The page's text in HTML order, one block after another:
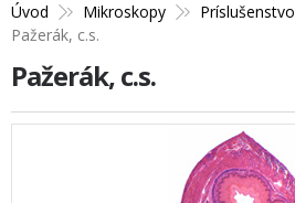
Úvod Mikroskopy Príslušenstvo
Pažerák, c.s.
Pažerák, c.s.